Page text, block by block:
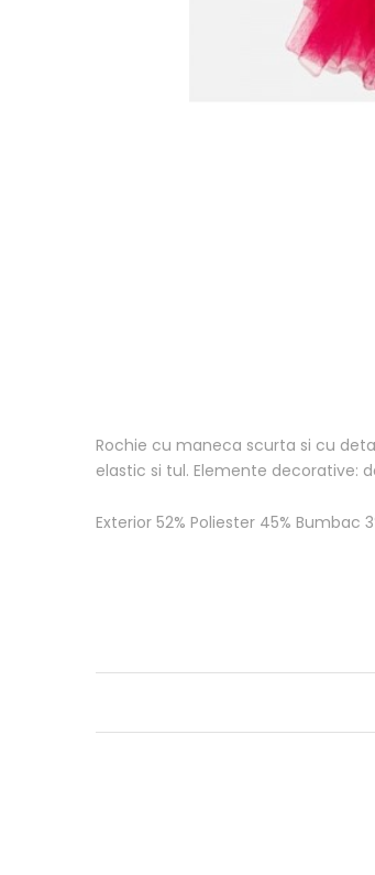
Rochie cu maneca scurta si cu
elastic si tul. Elemente decorative:
Exterior 52% Poliester 45% Bumbac